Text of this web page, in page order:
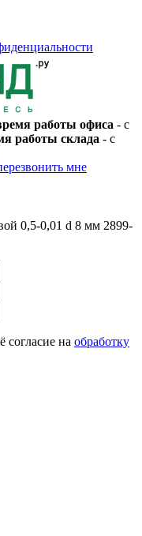
работы офиса - с
работы склада - с
мне
0,5-0,01 d 8 мм 2899-
на обработку